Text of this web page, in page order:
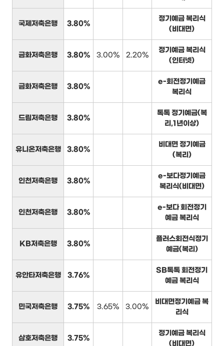
국제저축은행 3.80%
정기예금 복리식
(비대면)
금화저축은행 3.80% 3.00% 2.20%
정기예금 복리식
(인터넷)
금화저축은행 3.80%
e-회전정기예금
복리식
드림저축은행 3.80%
톡톡 정기예금(복
리,1년이상)
유니온저축은행 3.80%
비대면 정기예금
(복리)
인천저축은행 3.80%
e-보다정기예금
복리식(비대면)
인천저축은행 3.80%
e-보다 회전정기
예금 복리식
KB저축은행 3.80%
플러스회전식정기
예금(복리)
유안타저축은행 3.76%
SB톡톡 회전정기
예금 복리식
민국저축은행 3.75% 3.65% 3.00%
비대면정기예금 복
리식
삼호저축은행 3.75%
정기예금 복리식
(비대면)